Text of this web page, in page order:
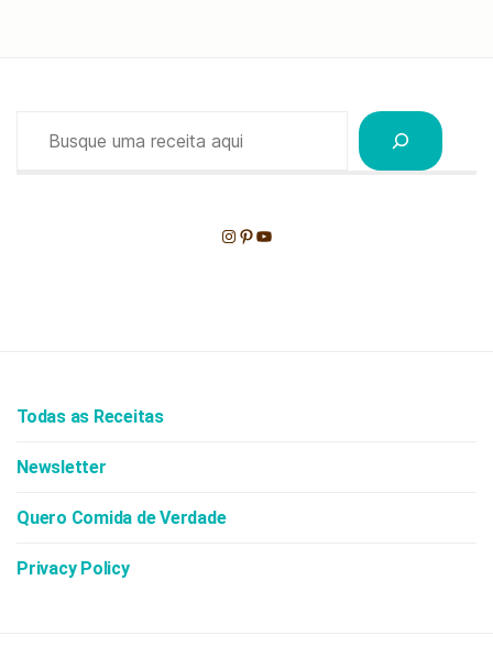
Instagram
Pinterest
Youtube
Todas as Receitas
Newsletter
Quero Comida de Verdade
Privacy Policy